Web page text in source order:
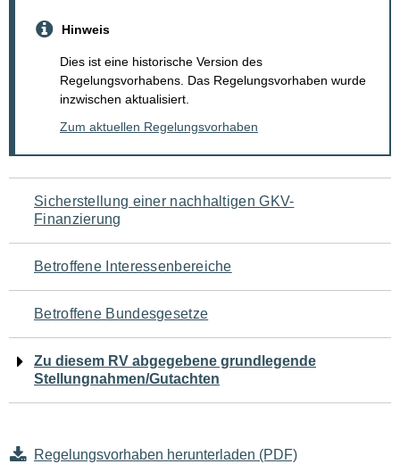
Hinweis
Dies ist eine historische Version des
Regelungsvorhabens. Das Regelungsvorhaben wurde
inzwischen aktualisiert.
Zum aktuellen Regelungsvorhaben
Navigation
für
den
Seiteninhalt
Sicherstellung einer nachhaltigen GKV-
Finanzierung
Betroffene Interessenbereiche
Betroffene Bundesgesetze
Zu diesem RV abgegebene grundlegende
Stellungnahmen/Gutachten
Regelungsvorhaben herunterladen (PDF)